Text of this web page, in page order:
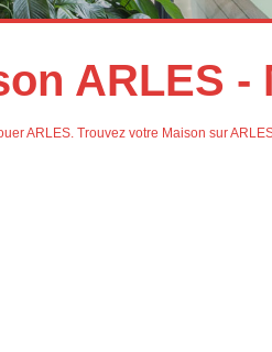
ARLES -
ARLES. Trouvez votre Maison sur